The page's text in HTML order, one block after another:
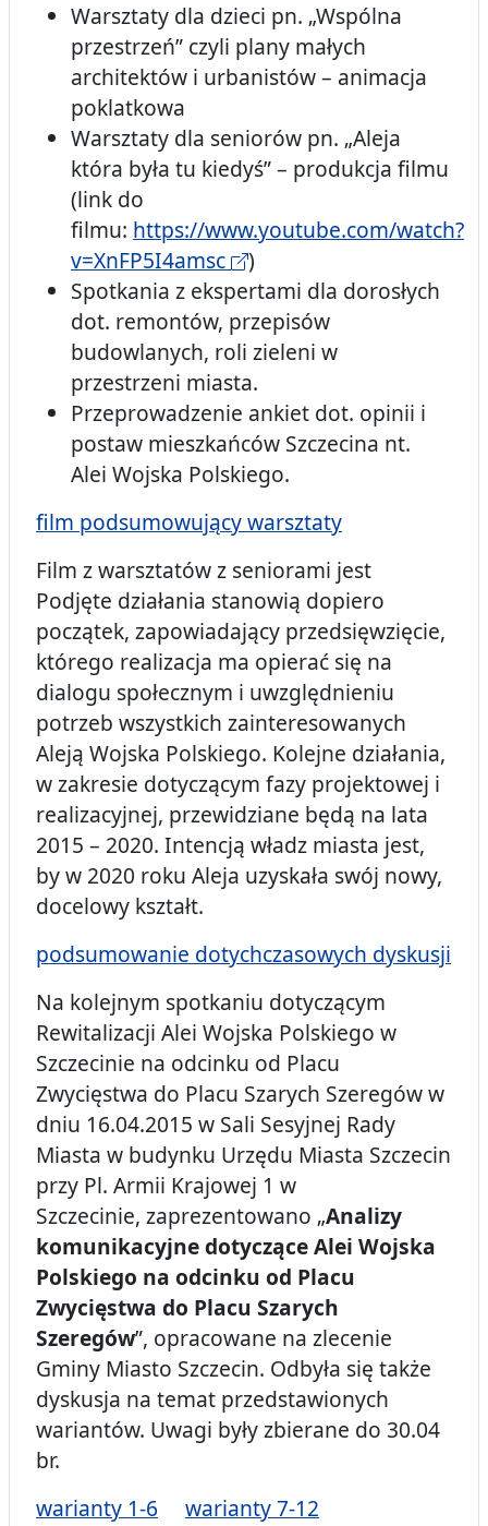
Warsztaty dla dzieci pn. „Wspólna
przestrzeń” czyli plany małych
architektów i urbanistów – animacja
poklatkowa
Warsztaty dla seniorów pn. „Aleja
która była tu kiedyś” – produkcja filmu
(link do
filmu: https://www.youtube.com/watch?
v=XnFP5I4amsc
)
Spotkania z ekspertami dla dorosłych
dot. remontów, przepisów
budowlanych, roli zieleni w
przestrzeni miasta.
Przeprowadzenie ankiet dot. opinii i
postaw mieszkańców Szczecina nt.
Alei Wojska Polskiego.
film podsumowujący warsztaty
Film z warsztatów z seniorami jest
Podjęte działania stanowią dopiero
początek, zapowiadający przedsięwzięcie,
którego realizacja ma opierać się na
dialogu społecznym i uwzględnieniu
potrzeb wszystkich zainteresowanych
Aleją Wojska Polskiego. Kolejne działania,
w zakresie dotyczącym fazy projektowej i
realizacyjnej, przewidziane będą na lata
2015 – 2020. Intencją władz miasta jest,
by w 2020 roku Aleja uzyskała swój nowy,
docelowy kształt.
podsumowanie dotychczasowych dyskusji
Na kolejnym spotkaniu dotyczącym
Rewitalizacji Alei Wojska Polskiego w
Szczecinie na odcinku od Placu
Zwycięstwa do Placu Szarych Szeregów w
dniu 16.04.2015 w Sali Sesyjnej Rady
Miasta w budynku Urzędu Miasta Szczecin
przy Pl. Armii Krajowej 1 w
Szczecinie, zaprezentowano „Analizy
komunikacyjne dotyczące Alei Wojska
Polskiego na odcinku od Placu
Zwycięstwa do Placu Szarych
Szeregów”, opracowane na zlecenie
Gminy Miasto Szczecin. Odbyła się także
dyskusja na temat przedstawionych
wariantów. Uwagi były zbierane do 30.04
br.
warianty 1-6
warianty 7-12